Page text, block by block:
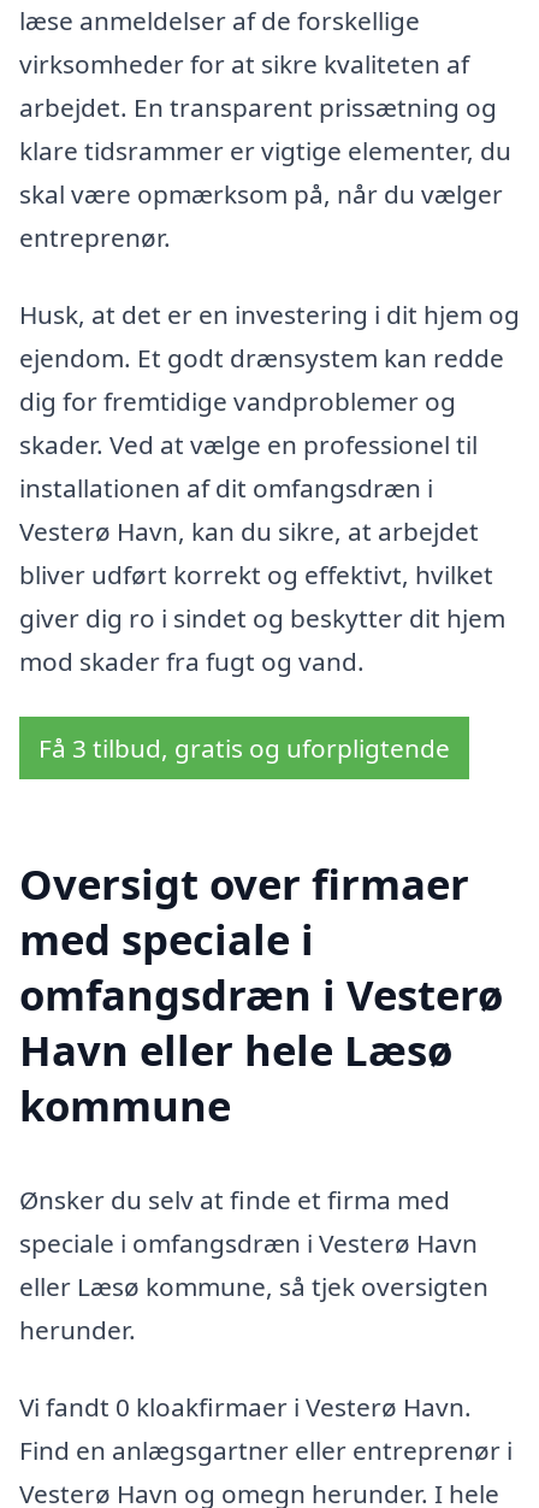
læse anmeldelser af de forskellige
virksomheder for at sikre kvaliteten af
arbejdet. En transparent prissætning og
klare tidsrammer er vigtige elementer, du
skal være opmærksom på, når du vælger
entreprenør.
Husk, at det er en investering i dit hjem og
ejendom. Et godt drænsystem kan redde
dig for fremtidige vandproblemer og
skader. Ved at vælge en professionel til
installationen af dit omfangsdræn i
Vesterø Havn, kan du sikre, at arbejdet
bliver udført korrekt og effektivt, hvilket
giver dig ro i sindet og beskytter dit hjem
mod skader fra fugt og vand.
Få 3 tilbud, gratis og uforpligtende
Oversigt over firmaer
med speciale i
omfangsdræn i Vesterø
Havn eller hele Læsø
kommune
Ønsker du selv at finde et firma med
speciale i omfangsdræn i Vesterø Havn
eller Læsø kommune, så tjek oversigten
herunder.
Vi fandt 0 kloakfirmaer i Vesterø Havn.
Find en anlægsgartner eller entreprenør i
Vesterø Havn og omegn herunder. I hele